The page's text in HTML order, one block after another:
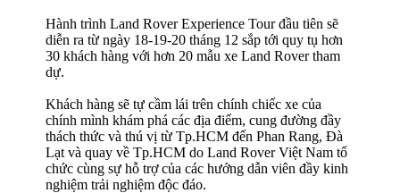
Hành trình Land Rover Experience Tour đầu tiên sẽ
diễn ra từ ngày 18-19-20 tháng 12 sắp tới quy tụ hơn
30 khách hàng với hơn 20 mẫu xe Land Rover tham
dự.
Khách hàng sẽ tự cầm lái trên chính chiếc xe của
chính mình khám phá các địa điểm, cung đường đầy
thách thức và thú vị từ Tp.HCM đến Phan Rang, Đà
Lạt và quay về Tp.HCM do Land Rover Việt Nam tổ
chức cùng sự hỗ trợ của các hướng dẫn viên đầy kinh
nghiệm trải nghiệm độc đáo.